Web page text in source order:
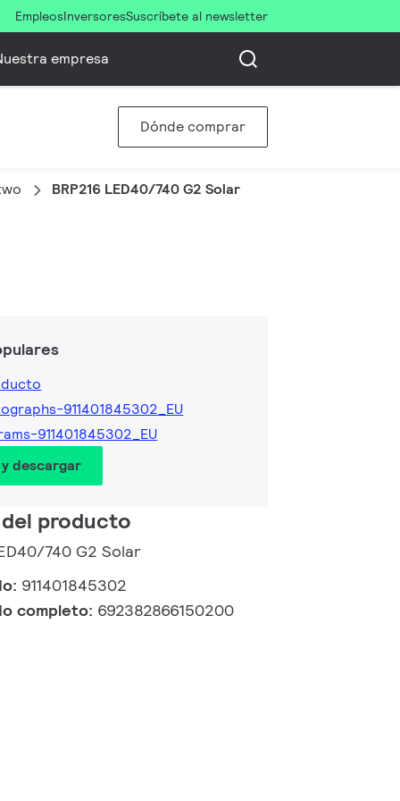
EmpleosInversoresSuscríbete al newsletter
empresa
Dónde comprar
BRP216 LED40/740 G2 Solar
911401845302_EU
911401845302_EU
descargar
producto
740 G2 Solar
911401845302
completo: 692382866150200